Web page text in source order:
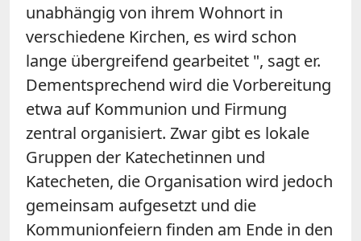
unabhängig von ihrem Wohnort in
verschiedene Kirchen, es wird schon
lange übergreifend gearbeitet ", sagt er.
Dementsprechend wird die Vorbereitung
etwa auf Kommunion und Firmung
zentral organisiert. Zwar gibt es lokale
Gruppen der Katechetinnen und
Katecheten, die Organisation wird jedoch
gemeinsam aufgesetzt und die
Kommunionfeiern finden am Ende in den